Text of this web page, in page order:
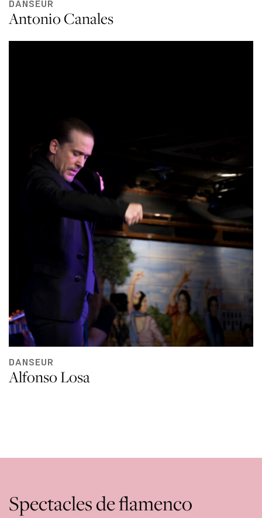
DANSEUR
Antonio Canales
DANSEUR
Alfonso Losa
Spectacles de flamenco